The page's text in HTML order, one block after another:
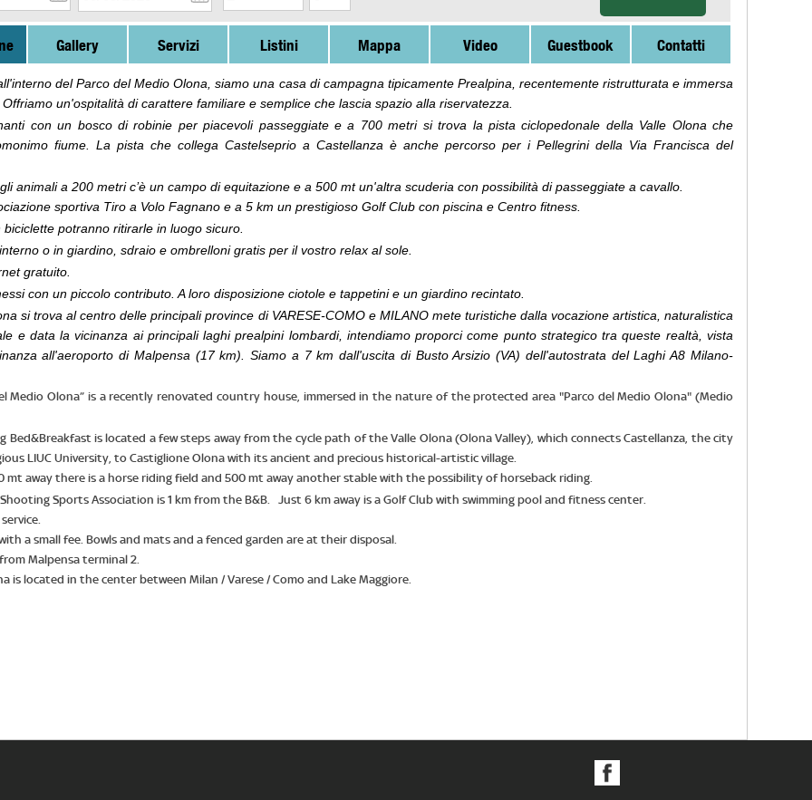
Gallery Servizi Listini Mappa Video Guestbook Contatti
del Parco del Medio Olona, siamo una casa di campagna tipicamente Prealpina, recentemente ristrutturata e immersa
un'ospitalità di carattere familiare e semplice che lascia spazio alla riservatezza.
con un bosco di robinie per piacevoli passeggiate e a 700 metri si trova la pista ciclopedonale della Valle Olona che
fiume. La pista che collega Castelseprio a Castellanza è anche percorso per i Pellegrini della Via Francisca del
animali a 200 metri c’è un campo di equitazione e a 500 mt un'altra scuderia con possibilità di passeggiate a cavallo.
sportiva Tiro a Volo Fagnano e a 5 km un prestigioso Golf Club con piscina e Centro fitness.
potranno ritirarle in luogo sicuro.
o in giardino, sdraio e ombrelloni gratis per il vostro relax al sole.
gratuito.
con un piccolo contributo. A loro disposizione ciotole e tappetini e un giardino recintato.
si trova al centro delle principali province di VARESE-COMO e MILANO mete turistiche dalla vocazione artistica, naturalistica
e data la vicinanza ai principali laghi prealpini lombardi, intendiamo proporci come punto strategico tra queste realtà, vista
all'aeroporto di Malpensa (17 km).Siamo a 7 km dall'uscita di Busto Arsizio (VA) dell'autostrata del Laghi A8 Milano-
Medio Olona” is a recently renovated country house, immersed in the nature of the protected area "Parco del Medio Olona" (Medio
Bed&Breakfast is located a few steps away from the cycle path of the Valle Olona (Olona Valley), which connects Castellanza, the city
LIUC University, to Castiglione Olona with its ancient and precious historical-artistic village.
mt away there is a horse riding field and 500 mt away another stable with the possibility of horseback riding.
Sports Association is 1 km from the B&B. Just 6 km away is a Golf Club with swimming pool and fitness center.
a small fee. Bowls and mats and a fenced garden are at their disposal.
Malpensa terminal 2.
is located in the center between Milan / Varese / Como and Lake Maggiore.